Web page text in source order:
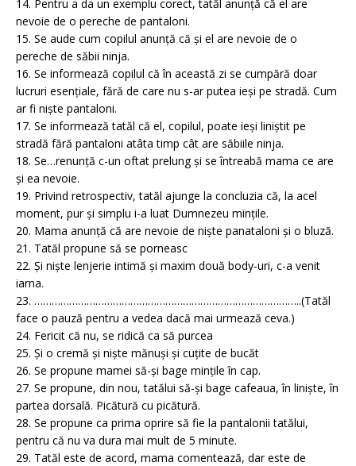
14. Pentru a da un exemplu corect, tatăl anunță că el are
nevoie de o pereche de pantaloni.
15. Se aude cum copilul anunță că și el are nevoie de o
pereche de săbii ninja.
16. Se informează copilul că în această zi se cumpără doar
lucruri esențiale, fără de care nu s-ar putea ieși pe stradă. Cum
ar fi niște pantaloni.
17. Se informează tatăl că el, copilul, poate ieși liniștit pe
stradă fără pantaloni atâta timp cât are săbiile ninja.
18. Se…renunță c-un oftat prelung și se întreabă mama ce are
și ea nevoie.
19. Privind retrospectiv, tatăl ajunge la concluzia că, la acel
moment, pur și simplu i-a luat Dumnezeu mințile.
20. Mama anunță că are nevoie de niște panataloni și o bluză.
21. Tatăl propune să se porneasc
22. Și niște lenjerie intimă și maxim două body-uri, c-a venit
iarna.
23. ………………………………………………………………………………..(Tatăl
face o pauză pentru a vedea dacă mai urmează ceva.)
24. Fericit că nu, se ridică ca să purcea
25. Și o cremă și niște mănuși și cuțite de bucăt
26. Se propune mamei să-și bage mințile în cap.
27. Se propune, din nou, tatălui să-și bage cafeaua, în liniște, în
partea dorsală. Picătură cu picătură.
28. Se propune ca prima oprire să fie la pantalonii tatălui,
pentru că nu va dura mai mult de 5 minute.
29. Tatăl este de acord, mama comentează, dar este de